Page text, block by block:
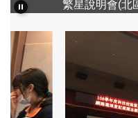
繁星說明會(北區)照片3